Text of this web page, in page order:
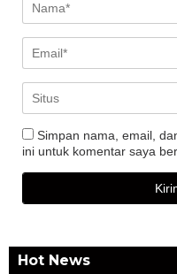
Simpan nama, email,
ini untuk komentar saya
Hot News